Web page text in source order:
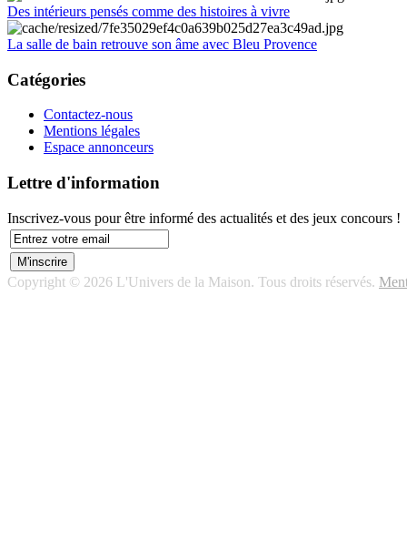
Des intérieurs pensés comme des histoires à vivre
La salle de bain retrouve son âme avec Bleu Provence
Catégories
Contactez-nous
Mentions légales
Espace annonceurs
Lettre d'information
Inscrivez-vous pour être informé des actualités et des jeux concours !
Copyright © 2026 L'Univers de la Maison. Tous droits réservés.